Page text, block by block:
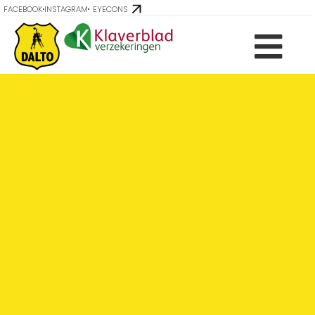
FACEBOOK INSTAGRAM EYECONS